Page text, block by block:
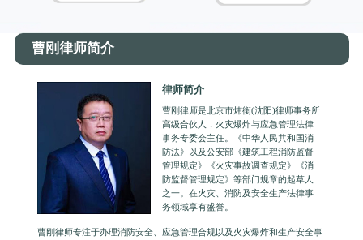
曹刚律师简介
律师简介
曹刚律师是北京市炜衡(沈阳)律师事务所
高级合伙人，火灾爆炸与应急管理法律
事务专委会主任。《中华人民共和国消
防法》以及公安部《建筑工程消防监督
管理规定》《火灾事故调查规定》《消
防监督管理规定》等部门规章的起草人
之一。在火灾、消防及安全生产法律事
务领域享有盛誉。
曹刚律师专注于办理消防安全、应急管理合规以及火灾爆炸和生产安全事